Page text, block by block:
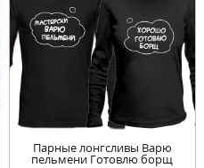
Парные лонгсливы Варю
пельмени Готовлю борщ